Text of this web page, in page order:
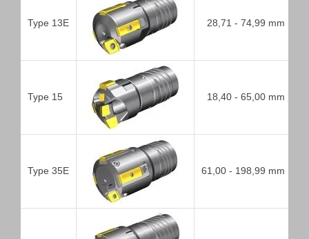
Type 13E 28,71 - 74,99 mm
Type 15 18,40 - 65,00 mm
Type 35E 61,00 - 198,99 mm